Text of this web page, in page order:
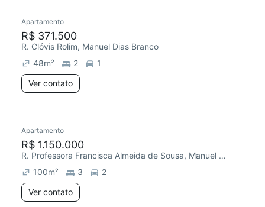
Apartamento
R$ 371.500
R. Clóvis Rolim, Manuel Dias Branco
48m² 2
1
Ver contato
Apartamento
R$ 1.150.000
R. Professora Francisca Almeida de Sousa, Manuel Dias Branco
100m² 3
2
Ver contato